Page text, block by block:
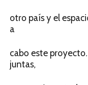
otro país y el
a
cabo este
juntas,